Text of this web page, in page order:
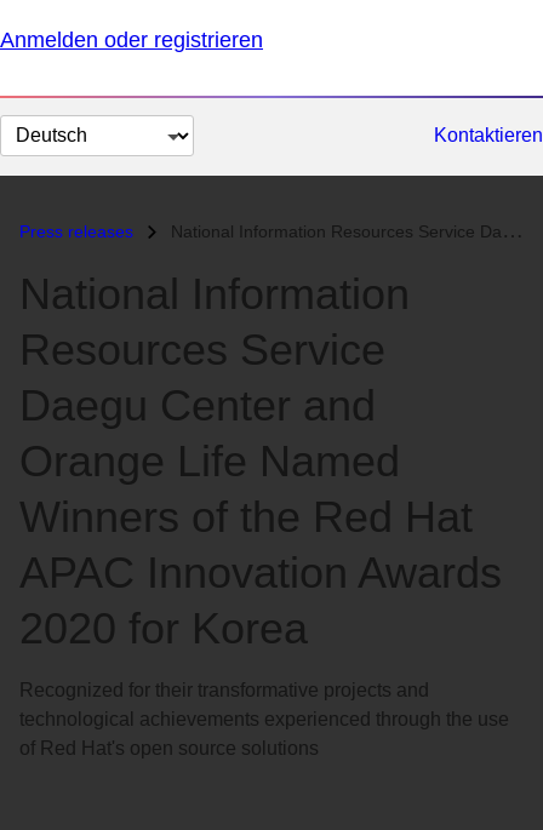
Anmelden oder registrieren
Sprache
auswählen
Kontaktieren
Press releases National Information Resources Service Daegu Center and Orange Life Na...
National Information
Resources Service
Daegu Center and
Orange Life Named
Winners of the Red Hat
APAC Innovation Awards
2020 for Korea
Recognized for their transformative projects and
technological achievements experienced through the use
of Red Hat's open source solutions